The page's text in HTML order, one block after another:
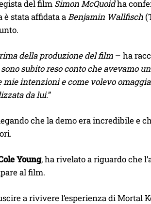
del film Simon McQuoidha
è stata affidata aBenjamin Wallfisch
della produzione del film – ha
subito reso conto che avevamo
mie intenzioni e come volevo
da lui.”
che la demo era incredibile e
Young, ha rivelato a riguardo che
al film.
a rivivere l’esperienza di Mortal